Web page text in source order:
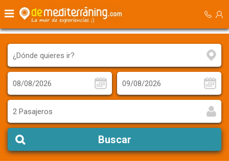
2 Pasajeros
Buscar